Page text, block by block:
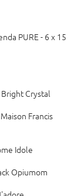
PURE - 6 x 15
Crystal
Francis
Idole
Opiumom